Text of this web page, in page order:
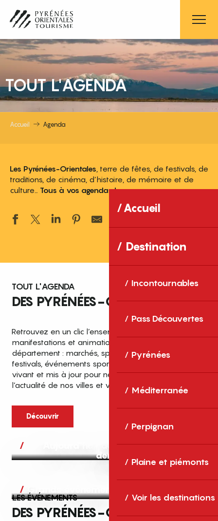
contenu
principal
Accueil
Destination
Incontournables
Pass Découvertes
Pyrénées
Méditerranée
Perpignan
Plaine et piémonts
Voir les destinations
TOUT L'AGENDA
Accueil Agenda
Les Pyrénées-Orientales , terre de fêtes, de festivals, de
traditions, de cinéma, d’histoire, de mémoire et de
culture… Tous à vos agendas !
TOUT L'AGENDA
DES PYRÉNÉES-ORIENTALES
Retrouvez en un clic l’ensemble des fêtes,
manifestations et animations recensées dans le
département : marchés, spectacles, expositions,
festivals, événements sportifs et culturels… un agenda
vivant et mis à jour pour ne rien manquer de
l’actualité de nos villes et villages.
Découvrir
Aujourd’hui, demain et après-
demain
Grands événements
LES ÉVÉNEMENTS
DES PYRÉNÉES-ORIENTALES